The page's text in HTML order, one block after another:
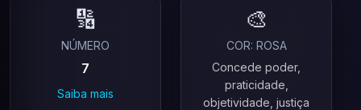
🔢
NÚMERO
7
Saiba mais
🎨
COR: ROSA
Concede poder,
praticidade,
objetividade, justiça